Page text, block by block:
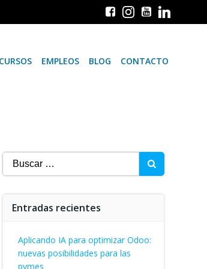
CURSOS EMPLEOS BLOG CONTACTO
Buscar:
Entradas recientes
Aplicando IA para optimizar Odoo:
nuevas posibilidades para las
pymes